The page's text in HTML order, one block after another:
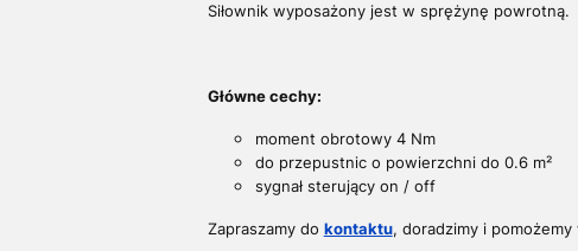
Siłownik wyposażony jest w sprężynę powrotną.
Główne cechy:
moment obrotowy 4 Nm
do przepustnic o powierzchni do 0.6m²
sygnał sterujący on / off
Zapraszamy do kontaktu, doradzimy i